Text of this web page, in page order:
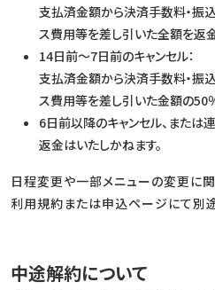
支払済金額から決済手数料・振
ス費用等を差し引いた全額を返金
14日前〜7日前のキャンセル：
支払済金額から決済手数料・振
ス費用等を差し引いた金額の50
6日前以降のキャンセル、または
返金はいたしかねます。
日程変更や一部メニューの変更に
利用規約または申込ページにて別
中途解約について